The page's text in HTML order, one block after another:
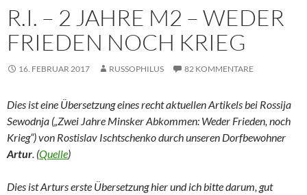
R.I. – 2 JAHRE M2 – WEDER
FRIEDEN NOCH KRIEG
16. FEBRUAR 2017 RUSSOPHILUS 82 KOMMENTARE
Dies ist eine Übersetzung eines recht aktuellen Artikels bei Rossija
Sewodnja („Zwei Jahre Minsker Abkommen: Weder Frieden, noch
Krieg“) von Rostislav Ischtschenko durch unseren Dorfbewohner
Artur. (Quelle)
Dies ist Arturs erste Übersetzung hier und ich bitte darum, gut